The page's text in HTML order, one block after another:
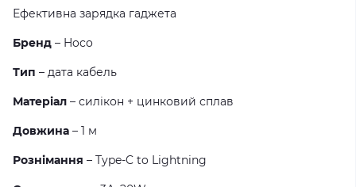
Ефективна зарядка гаджета
Бренд – Hoco
Тип – дата кабель
Матеріал – силікон + цинковий сплав
Довжина – 1 м
Рознімання – Type-C to Lightning